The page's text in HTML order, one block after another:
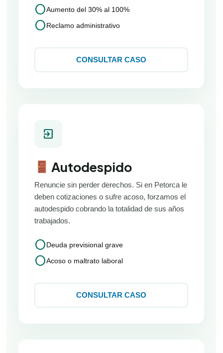
circleAumento del 30% al 100%
circleReclamo administrativo
CONSULTAR CASO
exit_to_app
Autodespido
Renuncie sin perder derechos. Si en Petorca le
deben cotizaciones o sufre acoso, forzamos el
autodespido cobrando la totalidad de sus años
trabajados.
circleDeuda previsional grave
circleAcoso o maltrato laboral
CONSULTAR CASO